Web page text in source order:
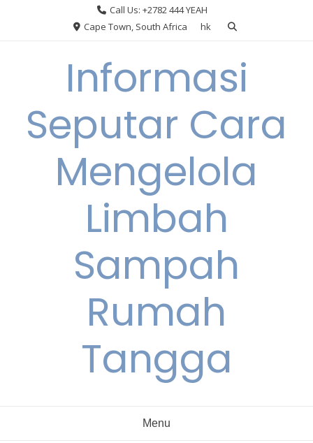
Call Us: +2782 444 YEAH
Cape Town, South Africa
hk
Informasi
Seputar Cara
Mengelola
Limbah
Sampah
Rumah
Tangga
Menu